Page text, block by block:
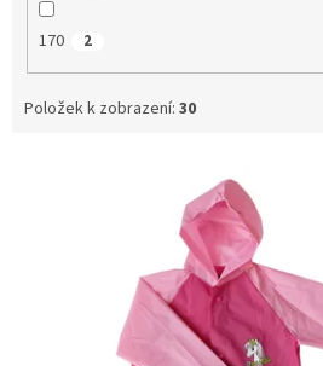
170 2
Položek k zobrazení: 30